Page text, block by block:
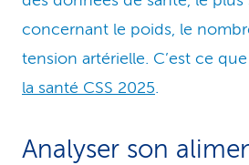
concernant le poids, le
tension artérielle. C’est ce que
la santé CSS 2025.
Analyser son